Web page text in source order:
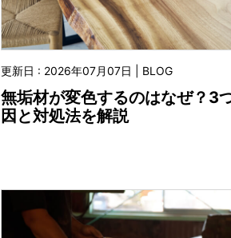
更新日 : 2026年07月07日 | BLOG
無垢材が変色するのはなぜ？3
因と対処法を解説